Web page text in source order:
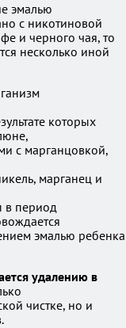
эмалью
с никотиновой
и черного чая, то
несколько иной
которых
с марганцовкой,
марганец и
в период
эмалью ребенка
удалению в
чистке, но и